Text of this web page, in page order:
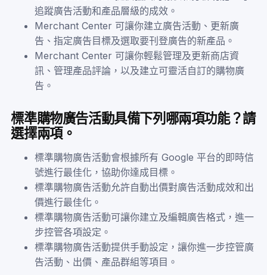
追蹤廣告活動和產品層級的成效。
Merchant Center 可讓你建立廣告活動、更新廣
告、指定廣告目標及選取要刊登廣告的新產品。
Merchant Center 可讓你輕鬆管理及更新商店資
訊、管理產品評論，以及建立可靈活自訂的購物廣
告。
標準購物廣告活動具備下列哪兩項功能？請
選擇兩項。
標準購物廣告活動會根據所有 Google 平台的即時信
號進行最佳化，協助你達成目標。
標準購物廣告活動允許自動出價對廣告活動成效和出
價進行最佳化。
標準購物廣告活動可讓你建立及編輯廣告格式，進一
步控管各項設定。
標準購物廣告活動提供手動設定，讓你進一步控管廣
告活動、出價、產品群組等項目。